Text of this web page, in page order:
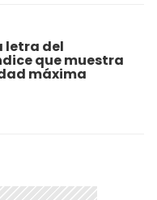
letra del
que muestra
máxima